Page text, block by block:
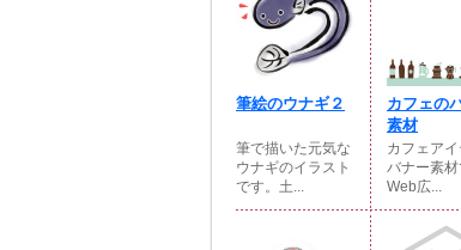
筆絵のウナギ２
筆で描いた元気な
ウナギのイラスト
です。土...
カフェの
素材
カフェア
バナー素材
Web広...